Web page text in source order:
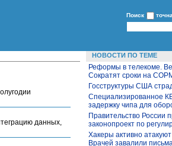
Поиск
данных,
НОВОСТИ ПО ТЕМЕ
Реформы в телекоме.
Сократят сроки на
Госструктуры США
Специализированное
задержку чипа для
Правительство России
законопроект по
Хакеры активно
Врачей завалили